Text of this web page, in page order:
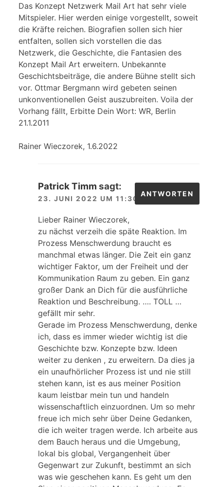
Das Konzept Netzwerk Mail Art hat sehr viele
Mitspieler. Hier werden einige vorgestellt, soweit
die Kräfte reichen. Biografien sollen sich hier
entfalten, sollen sich vorstellen die das
Netzwerk, die Geschichte, die Fantasien des
Konzept Mail Art erweitern. Unbekannte
Geschichtsbeiträge, die andere Bühne stellt sich
vor. Ottmar Bergmann wird gebeten seinen
unkonventionellen Geist auszubreiten. Voila der
Vorhang fällt, Erbitte Dein Wort: WR, Berlin
21.1.2011
Rainer Wieczorek, 1.6.2022
Patrick Timm sagt:
23. JUNI 2022 UM 11:30 UHR
Lieber Rainer Wieczorek,
zu nächst verzeih die späte Reaktion. Im
Prozess Menschwerdung braucht es
manchmal etwas länger. Die Zeit ein ganz
wichtiger Faktor, um der Freiheit und der
Kommunikation Raum zu geben. Ein ganz
großer Dank an Dich für die ausführliche
Reaktion und Beschreibung. …. TOLL …
gefällt mir sehr.
Gerade im Prozess Menschwerdung, denke
ich, dass es immer wieder wichtig ist die
Geschichte bzw. Konzepte bzw. Ideen
weiter zu denken , zu erweitern. Da dies ja
ein unaufhörlicher Prozess ist und nie still
stehen kann, ist es aus meiner Position
kaum leistbar mein tun und handeln
wissenschaftlich einzuordnen. Um so mehr
freue ich mich sehr über Deine Gedanken,
die ich weiter tragen werde. Ich arbeite aus
dem Bauch heraus und die Umgebung,
lokal bis global, Vergangenheit über
Gegenwart zur Zukunft, bestimmt an sich
was wie geschehen kann. Es geht um den
ANTWORTEN